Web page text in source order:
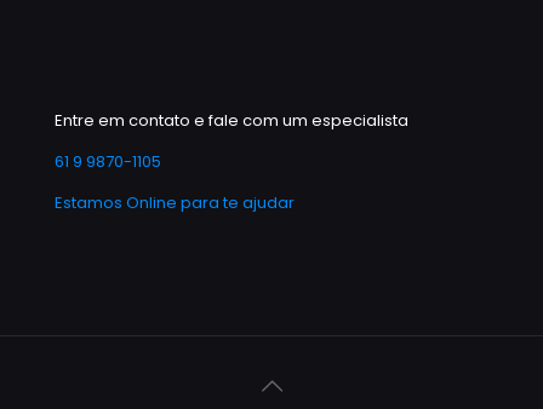
Entre em contato e fale com um especialista
61 9 9870-1105
Estamos Online para te ajudar